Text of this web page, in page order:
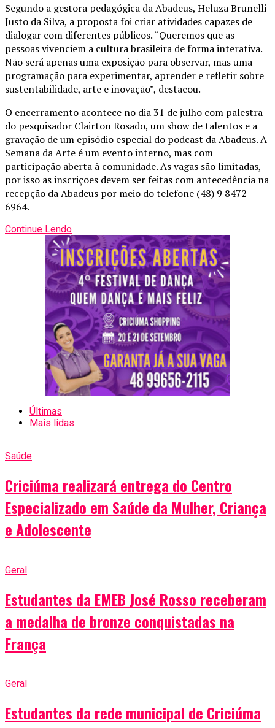
Segundo a gestora pedagógica da Abadeus, Heluza Brunelli
Justo da Silva, a proposta foi criar atividades capazes de
dialogar com diferentes públicos. “Queremos que as
pessoas vivenciem a cultura brasileira de forma interativa.
Não será apenas uma exposição para observar, mas uma
programação para experimentar, aprender e refletir sobre
sustentabilidade, arte e inovação”, destacou.
O encerramento acontece no dia 31 de julho com palestra
do pesquisador Clairton Rosado, um show de talentos e a
gravação de um episódio especial do podcast da Abadeus. A
Semana da Arte é um evento interno, mas com
participação aberta à comunidade. As vagas são limitadas,
por isso as inscrições devem ser feitas com antecedência na
recepção da Abadeus por meio do telefone (48) 9 8472-
6964.
Continue Lendo
Últimas
Mais lidas
Saúde
Criciúma realizará entrega do Centro
Especializado em Saúde da Mulher, Criança
e Adolescente
Geral
Estudantes da EMEB José Rosso receberam
a medalha de bronze conquistadas na
França
Geral
Estudantes da rede municipal de Criciúma